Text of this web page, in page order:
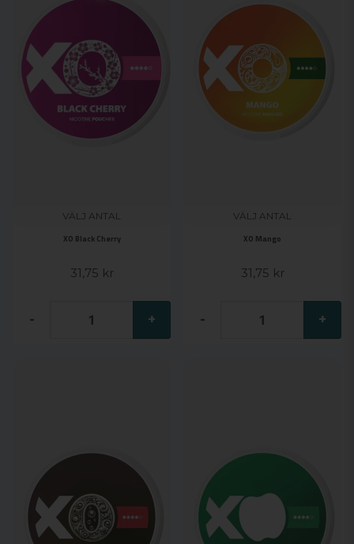
VÄLJ ANTAL
XO Black Cherry
31,75 kr
- +
VÄLJ ANTAL
XO Mango
31,75 kr
- +